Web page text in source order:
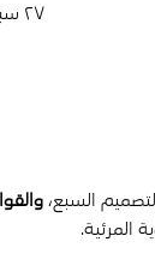
٢٧ سبتمبر ٢٠٢٠، ٥:٣٠ م – ٠٦ أكتوبر ٢٠٢٠، ٦:٣٠ م
السبع،
المرئية.